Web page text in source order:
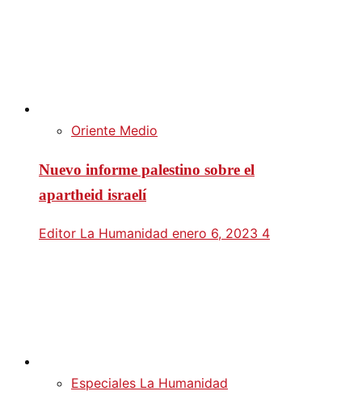
Oriente Medio
Nuevo informe palestino sobre el
apartheid israelí
Editor La Humanidad enero 6, 2023 4
Especiales La Humanidad